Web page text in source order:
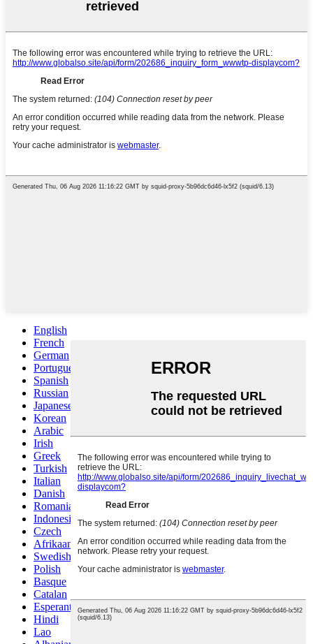
English
French
German
Portuguese
Spanish
Russian
Japanese
Korean
Arabic
Irish
Greek
Turkish
Italian
Danish
Romanian
Indonesian
Czech
Afrikaans
Swedish
Polish
Basque
Catalan
Esperanto
Hindi
Lao